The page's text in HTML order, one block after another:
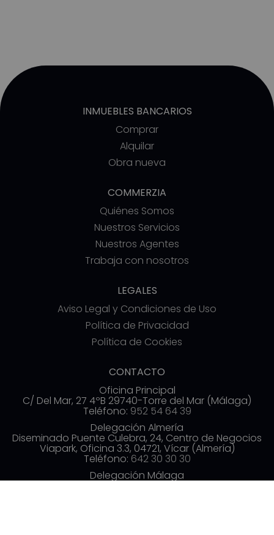
INMUEBLES BANCARIOS
Comprar
Alquilar
Obra nueva
COMMERZIA
Quiénes Somos
Nuestros Servicios
Nuestros Agentes
Trabaja con nosotros
LEGALES
Aviso Legal y Condiciones de Uso
Política de Privacidad
Política de Cookies
CONTACTO
Oficina Principal
C/ Del Mar, 27 4ºB 29740-Torre del Mar (Málaga)
Teléfono: 952 54 64 39
Delegación Almería
Diseminado Puente Culebra, 24, Centro de Negocios
Viapark, Oficina 3.3, 04721, Vícar (Almería)
Teléfono: 642 30 30 30
Delegación Málaga